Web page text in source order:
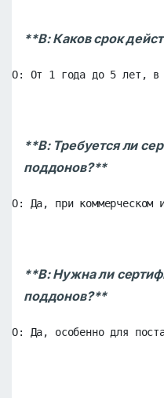
**В: Каков срок
О: От 1 года до 5 лет, в
**В: Требуется ли
поддонов?**
О: Да, при коммерческом
**В: Нужна ли
поддонов?**
О: Да, особенно для